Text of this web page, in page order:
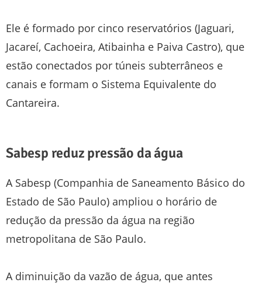
Ele é formado por cinco reservatórios (Jaguari,
Jacareí, Cachoeira, Atibainha e Paiva Castro), que
estão conectados por túneis subterrâneos e
canais e formam o Sistema Equivalente do
Cantareira.
Sabesp reduz pressão da água
A Sabesp (Companhia de Saneamento Básico do
Estado de São Paulo) ampliou o horário de
redução da pressão da água na região
metropolitana de São Paulo.
A diminuição da vazão de água, que antes